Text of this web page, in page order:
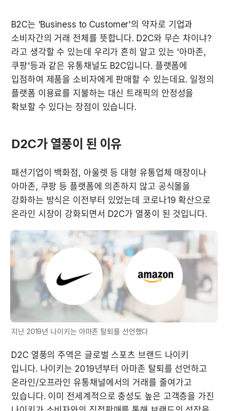
B2C는 'Business to Customer'의 약자로 기업과
소비자간의 거래 전체를 뜻합니다. D2C와 무슨 차이냐?
라고 생각할 수 있는데 우리가 흔히 알고 있는 '아마존,
쿠팡'등과 같은 유통채널도 B2C입니다. 플랫폼에
입점하여 제품을 소비자에게 판매할 수 있는데요. 일정의
플랫폼 이용료를 지불하는 대신 트래픽의 안정성을
확보할 수 있다는 장점이 있습니다.
D2C가 열풍이 된 이유
패션기업이 백화점, 아울렛 등 대형 유통업체 매장이나
아마존, 쿠팡 등 플랫폼에 의존하지 않고 공식몰을
강화하는 방식은 이전부터 있었는데 코로나19 확산으로
지난 2019년 나이키는 아마존 탈퇴를 선언했다
D2C 열풍의 주역은 글로벌 스포츠 브랜드 나이키
입니다. 나이키는 2019년부터 아마존 탈퇴를 선언하고
온라인/오프라인 유통채널에서의 거래를 줄여가고
있습니다. 이미 전세계적으로 충성도 높은 고객층을 가진